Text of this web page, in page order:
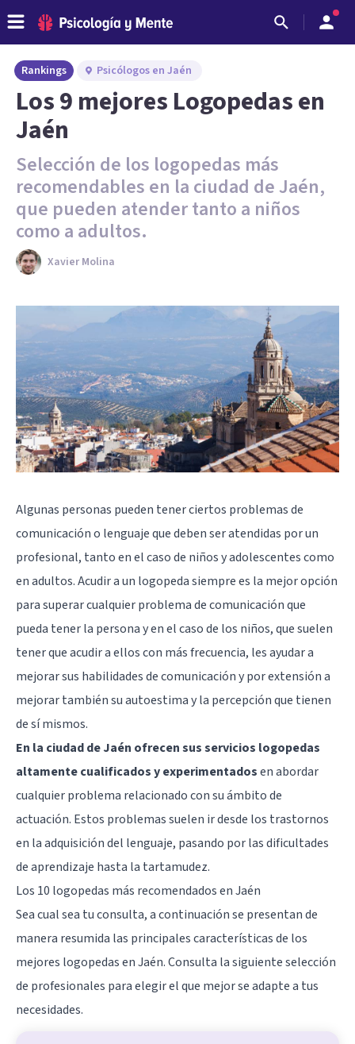
Rankings Psicólogos en Jaén
Los 9 mejores Logopedas en
Jaén
Selección de los logopedas más
recomendables en la ciudad de Jaén,
que pueden atender tanto a niños
como a adultos.
Xavier Molina
Algunas personas pueden tener ciertos problemas de
comunicación o lenguaje que deben ser atendidas por un
profesional, tanto en el caso de niños y adolescentes como
en adultos. Acudir a un logopeda siempre es la mejor opción
para superar cualquier problema de comunicación que
pueda tener la persona y en el caso de los niños, que suelen
tener que acudir a ellos con más frecuencia, les ayudar a
mejorar sus habilidades de comunicación y por extensión a
mejorar también su autoestima y la percepción que tienen
de sí mismos.
En la ciudad de Jaén ofrecen sus servicios logopedas
altamente cualificados y experimentadosen abordar
cualquier problema relacionado con su ámbito de
actuación. Estos problemas suelen ir desde los trastornos
en la adquisición del lenguaje, pasando por las dificultades
de aprendizaje hasta la tartamudez.
Los 10 logopedas más recomendados en Jaén
Sea cual sea tu consulta, a continuación se presentan de
manera resumida las principales características de los
mejores logopedas en Jaén. Consulta la siguiente selección
de profesionales para elegir el que mejor se adapte a tus
necesidades.